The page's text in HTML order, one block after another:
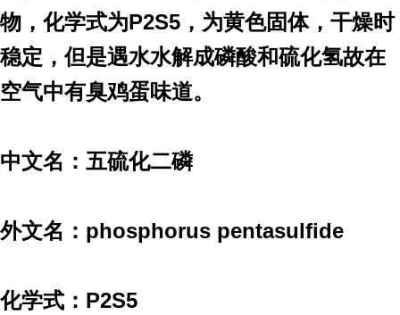
物，化学式为P2S5，为黄色固体，干燥时
稳定，但是遇水水解成磷酸和硫化氢故在
空气中有臭鸡蛋味道。
中文名：五硫化二磷
外文名：phosphorus pentasulfide
化学式：P2S5